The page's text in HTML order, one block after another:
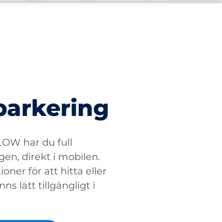
har du full
direkt i mobilen.
för att hitta eller
lätt tillgängligt i